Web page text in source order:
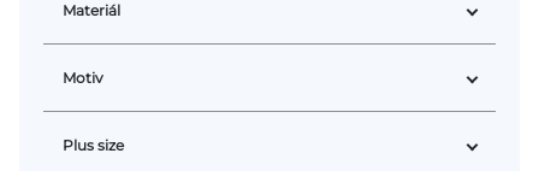
Materiál
Motiv
Plus size